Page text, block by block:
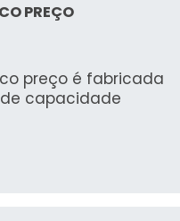
PREÇO
preço é fabricada
capacidade